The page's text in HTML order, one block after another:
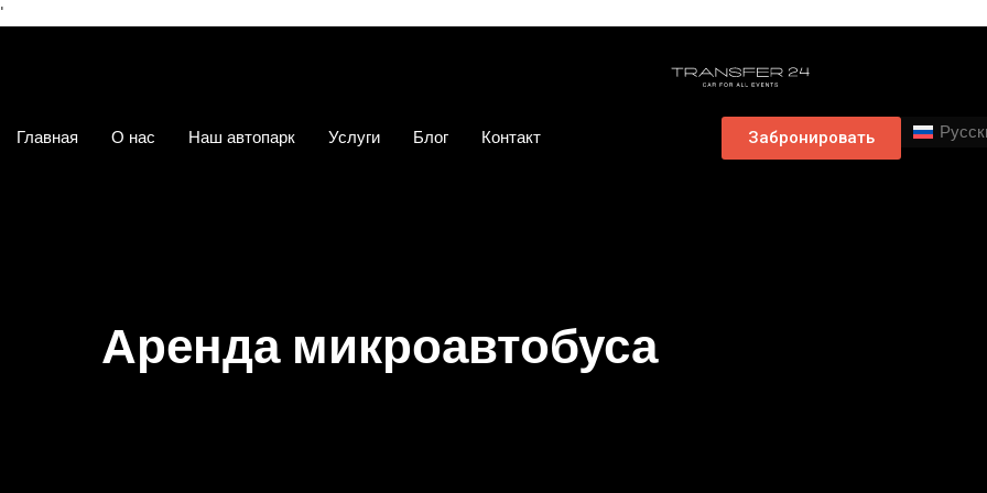
'
Главная О нас Наш автопарк Услуги Блог Контакт Забронировать
Аренда микроавтобуса